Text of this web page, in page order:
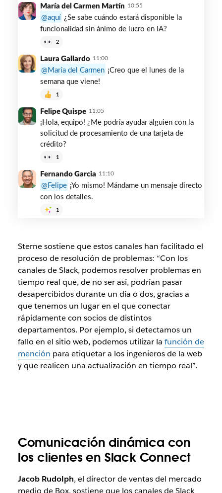
IU
de
Box
María del Carmen Martín 10:55
aquí ¿Se sabe cuándo estará disponible la
funcionalidad sin ánimo de lucro en IA?
2
Laura Gallardo 11:00
María del Carmen ¡Creo que el lunes de la
semana que viene!
1
Felipe Quispe 11:05
¡Hola, equipo! ¿Me podría ayudar alguien con la
solicitud de procesamiento de una tarjeta de
crédito?
1
Fernando Garcia 11:10
Felipe ¡Yo mismo! Mándame un mensaje directo
con los detalles.
1
Sterne sostiene que estos canales han facilitado el
proceso de resolución de problemas: “Con los
canales de Slack, podemos resolver problemas en
tiempo real que, de no ser así, podrían pasar
desapercibidos durante un día o dos, gracias a
que tenemos un lugar en el que conectar
rápidamente con socios de distintos
departamentos. Por ejemplo, si detectamos un
fallo en el sitio web, podemos utilizar la función de
mención para etiquetar a los ingenieros de la web
y que realicen una actualización en tiempo real”.
Comunicación dinámica con
los clientes en Slack Connect
Jacob Rudolph, el director de ventas del mercado
medio de Box, sostiene que los canales de Slack